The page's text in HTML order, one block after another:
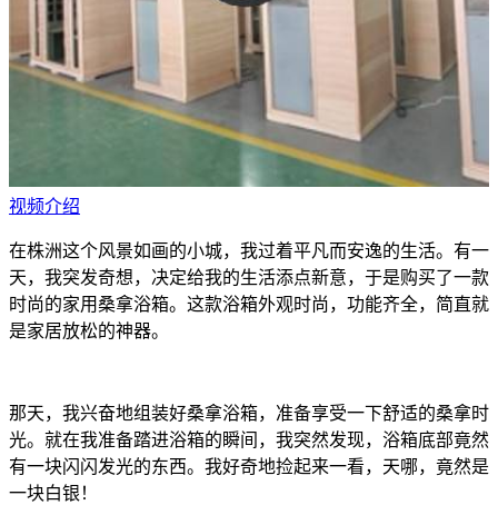
视频介绍
在株洲这个风景如画的小城，我过着平凡而安逸的生活。有一
天，我突发奇想，决定给我的生活添点新意，于是购买了一款
时尚的家用桑拿浴箱。这款浴箱外观时尚，功能齐全，简直就
是家居放松的神器。
那天，我兴奋地组装好桑拿浴箱，准备享受一下舒适的桑拿时
光。就在我准备踏进浴箱的瞬间，我突然发现，浴箱底部竟然
有一块闪闪发光的东西。我好奇地捡起来一看，天哪，竟然是
一块白银！